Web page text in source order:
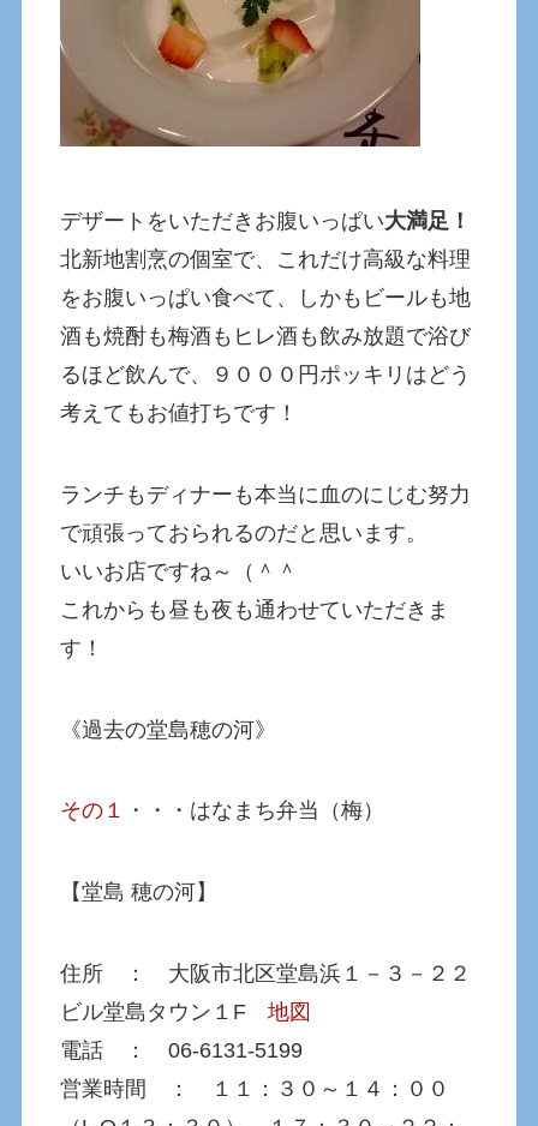
デザートをいただきお腹いっぱい大満足！
北新地割烹の個室で、これだけ高級な料理
をお腹いっぱい食べて、しかもビールも地
酒も焼酎も梅酒もヒレ酒も飲み放題で浴び
るほど飲んで、９０００円ポッキリはどう
考えてもお値打ちです！
ランチもディナーも本当に血のにじむ努力
で頑張っておられるのだと思います。
いいお店ですね～（＾＾
これからも昼も夜も通わせていただきま
す！
《過去の堂島穂の河》
その１ ・・・はなまち弁当（梅）
【堂島 穂の河】
住所 ： 大阪市北区堂島浜１－３－２２
ビル堂島タウン１F地図
電話 ： 06-6131-5199
営業時間 ： １１：３０～１４：００